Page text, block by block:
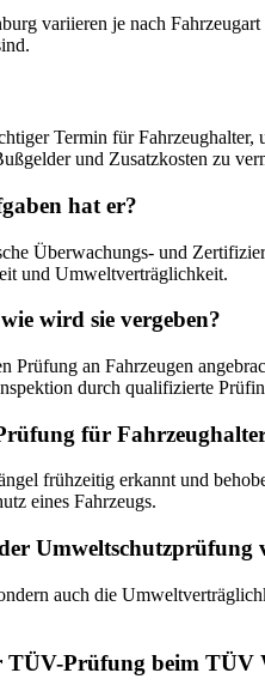
variieren je nach
Termin für
und Zusatzkosten zu
hat er?
Überwachungs- und
und Umweltverträglichkeit.
wird sie vergeben?
an Fahrzeugen
durch qualifizierte
für
frühzeitig erkannt und
eines Fahrzeugs.
Umweltschutzprüfung
auch die
Prüfung beim TÜV